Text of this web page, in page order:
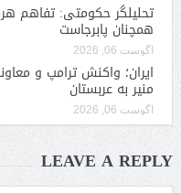
تحلیلگر حکومتی: تفاهم
همچنان پابرجاست
آگوست 06, 2026
ایران؛ واکنش ترامپ و
منیر به عربستان
آگوست 06, 2026
LEAVE A REPLY